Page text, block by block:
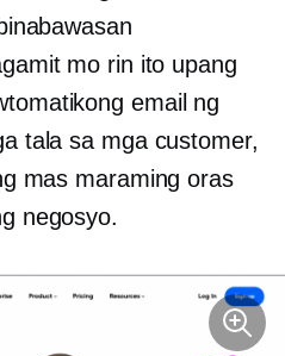
mo rin ito upang
email ng
tala sa mga customer,
mas maraming oras
negosyo.